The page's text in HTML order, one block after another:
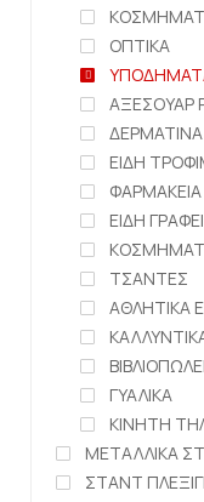
ΟΠΤΙΚΑ
ΑΞΕΣΟΥΑΡ
ΔΕΡΜΑΤΙΝΑ
ΕΙΔΗ
ΦΑΡΜΑΚΕΙΑ
ΕΙΔΗ
ΤΣΑΝΤΕΣ
ΑΘΛΗΤΙΚΑ
ΓΥΑΛΙΚΑ
ΚΙΝΗΤΗ
ΜΕΤΑΛΛΙΚΑ
ΣΤΑΝΤ